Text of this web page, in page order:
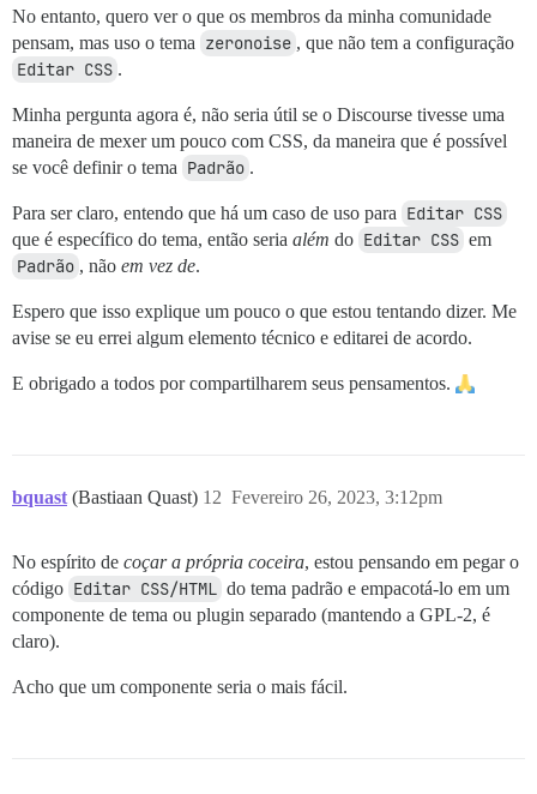
No entanto, quero ver o que os membros da minha comunidade
pensam, mas uso o tema zeronoise , que não tem a configuração
Editar CSS .
Minha pergunta agora é, não seria útil se o Discourse tivesse uma
maneira de mexer um pouco com CSS, da maneira que é possível
se você definir o tema Padrão .
Para ser claro, entendo que há um caso de uso para Editar CSS
que é específico do tema, então seria além do Editar CSS em
Padrão , não em vez de.
Espero que isso explique um pouco o que estou tentando dizer. Me
avise se eu errei algum elemento técnico e editarei de acordo.
E obrigado a todos por compartilharem seus pensamentos.
bquast (Bastiaan Quast) Fevereiro 26, 2023, 3:12pm
12
No espírito de coçar a própria coceira, estou pensando em pegar o
código Editar CSS/HTML do tema padrão e empacotá-lo em um
componente de tema ou plugin separado (mantendo a GPL-2, é
claro).
Acho que um componente seria o mais fácil.